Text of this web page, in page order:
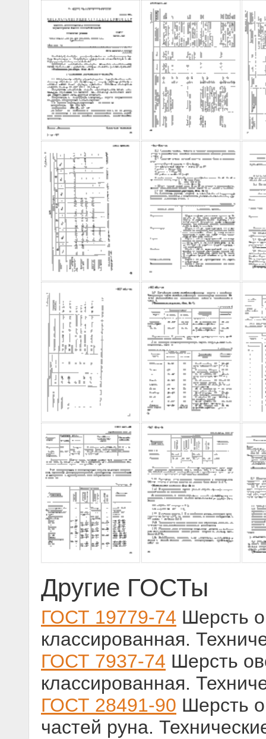
Другие ГОСТы
ГОСТ 19779-74 Шерсть
классированная.
ГОСТ 7937-74 Шерсть
классированная.
ГОСТ 28491-90 Шерсть
частей руна.